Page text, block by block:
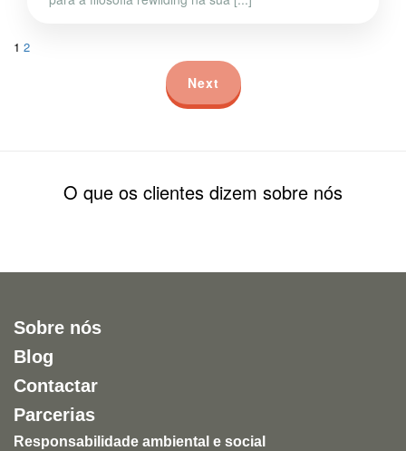
1 2
Next
O que os clientes dizem sobre nós
Sobre nós
Blog
Contactar
Parcerias
Responsabilidade ambiental e social